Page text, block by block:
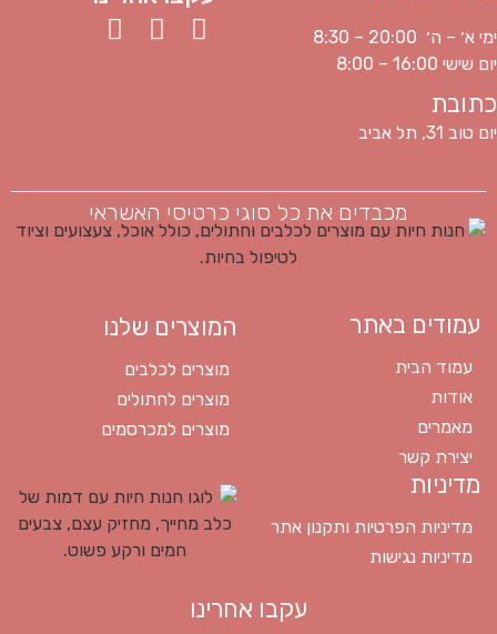
ימי א׳ – ה׳ 20:00 – 8:30
יום שישי 16:00 – 8:00
כתובת
יום טוב 31, תל אביב
מכבדים את כל סוגי כרטיסי האשראי
עמודים באתר
עמוד הבית
אודות
מאמרים
יצירת קשר
המוצרים שלנו
מוצרים לכלבים
מוצרים לחתולים
מוצרים למכרסמים
מדיניות
מדיניות הפרטיות ותקנון אתר
מדיניות נגישות
עקבו אחרינו